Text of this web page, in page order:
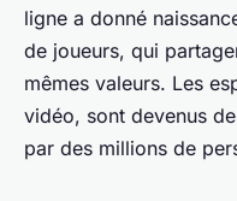
ligne a donné
de joueurs, qui
mêmes valeurs. Les
vidéo, sont devenus
par des millions de